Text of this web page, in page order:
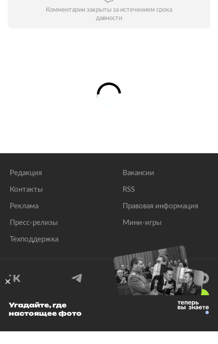
Комментарии закрыты за истечением срока
давности
Редакция
Контакты
Реклама
Пресс-релизы
Техподдержка
Вакансии
RSS
Правовая информация
Мини-игры
© 1999–2026 Все права защищены.
Угадайте, где
настоящее фото